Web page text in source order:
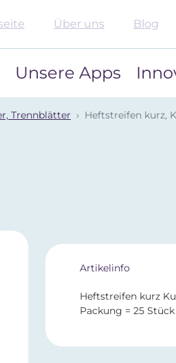
Über uns Blog
Unsere Apps
Trennblätter Heftstreifen kurz,
Artikelinfo
Heftstreifen kurz
Packung = 25 Stück